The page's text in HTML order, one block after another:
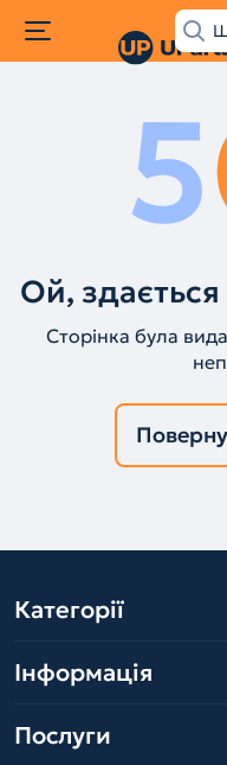
5
Ой,
Сторінка була
Категорії
Інформація
Послуги